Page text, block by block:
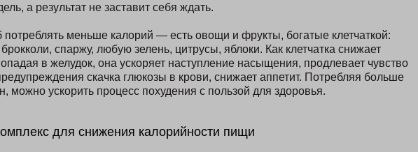
а результат не заставит себя ждать.
меньше калорий — есть овощи и фрукты, богатые клетчаткой:
брокколи, спаржу, любую зелень, цитрусы, яблоки. Как клетчатка снижает
в желудок, она ускоряет наступление насыщения, продлевает чувство
скачка глюкозы в крови, снижает аппетит. Потребляя больше
можно ускорить процесс похудения с пользой для здоровья.
для снижения калорийности пищи